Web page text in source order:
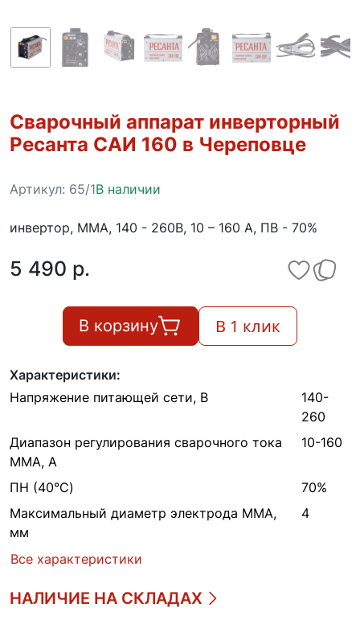
Сварочный аппарат инверторный
Ресанта САИ 160 в Череповце
Артикул: 65/1В наличии
инвертор, MMA, 140 - 260В, 10 – 160 А, ПВ - 70%
5 490 p.
В корзину В 1 клик
Характеристики:
Напряжение питающей сети, В
140-
260
Диапазон регулирования сварочного тока
MMA, А
10-160
ПН (40°C)
70%
Максимальный диаметр электрода MMA,
мм
4
Все характеристики
НАЛИЧИЕ НА СКЛАДАХ